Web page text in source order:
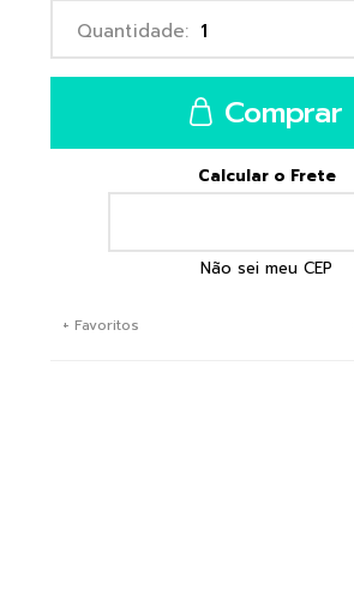
Comprar
Calcular o Frete
Não sei meu CEP
+ Favoritos